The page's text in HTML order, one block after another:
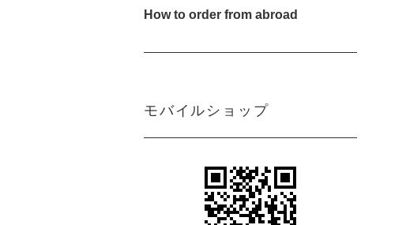
How to order from abroad
モバイルショップ